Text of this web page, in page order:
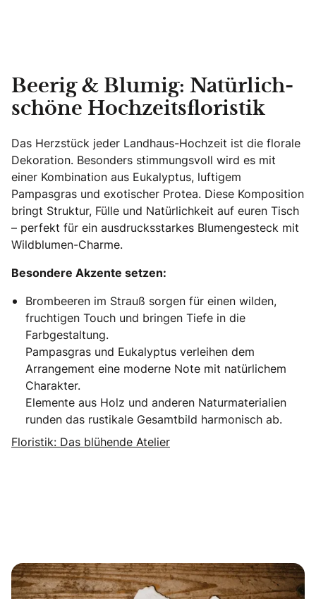
Beerig & Blumig: Natürlich-
schöne Hochzeitsfloristik
Das Herzstück jeder Landhaus-Hochzeit ist die florale
Dekoration. Besonders stimmungsvoll wird es mit
einer Kombination aus Eukalyptus, luftigem
Pampasgras und exotischer Protea. Diese Komposition
bringt Struktur, Fülle und Natürlichkeit auf euren Tisch
– perfekt für ein ausdrucksstarkes Blumengesteck mit
Wildblumen-Charme.
Besondere Akzente setzen:
Brombeeren im Strauß sorgen für einen wilden,
fruchtigen Touch und bringen Tiefe in die
Farbgestaltung.
Pampasgras und Eukalyptus verleihen dem
Arrangement eine moderne Note mit natürlichem
Charakter.
Elemente aus Holz und anderen Naturmaterialien
runden das rustikale Gesamtbild harmonisch ab.
Floristik: Das blühende Atelier